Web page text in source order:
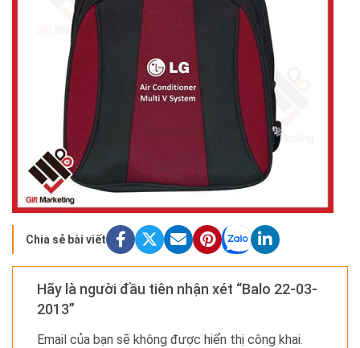
Chia sẻ bài viết
Hãy là người đầu tiên nhận xét “Balo 22-03-
2013”
Email của bạn sẽ không được hiển thị công khai.